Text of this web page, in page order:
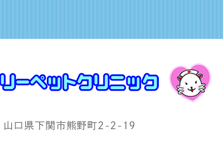
口県下関市熊野町2-2-19